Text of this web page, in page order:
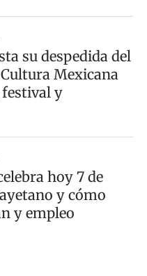
su despedida del
Mexicana
y
hoy 7 de
y cómo
y empleo